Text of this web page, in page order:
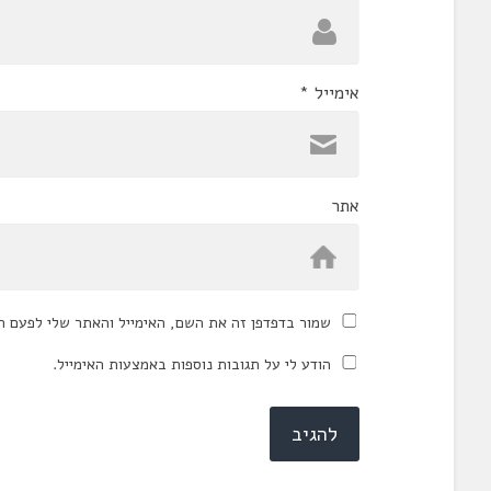
אימייל *
אתר
שמור בדפדפן זה את השם, האימייל והאתר שלי לפעם
הודע לי על תגובות נוספות באמצעות האימייל.